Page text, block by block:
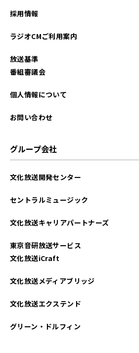
採用情報
ラジオCMご利用案内
放送基準
番組審議会
個人情報について
お問い合わせ
グループ会社
文化放送開発センター
セントラルミュージック
文化放送キャリアパートナーズ
東京音研放送サービス
文化放送iCraft
文化放送メディアブリッジ
文化放送エクステンド
グリーン・ドルフィン